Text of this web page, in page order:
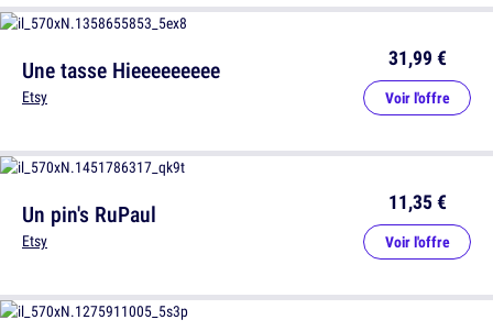
Un pin's RuPaul
Etsy
11,35 €
Voir l'offre
Une tasse Hieeeeeeeee
Etsy
31,99 €
Voir l'offre